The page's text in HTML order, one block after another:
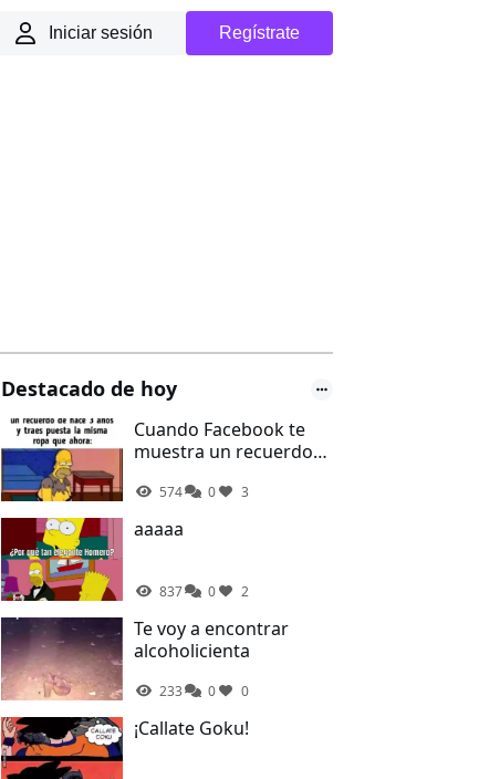
Iniciar sesión Regístrate
Destacado de hoy
Cuando Facebook te
muestra un recuerdo
la misma ropa que
574 0 3
aaaaa
837 0 2
Te voy a encontrar
alcoholicienta
233 0 0
¡Callate Goku!